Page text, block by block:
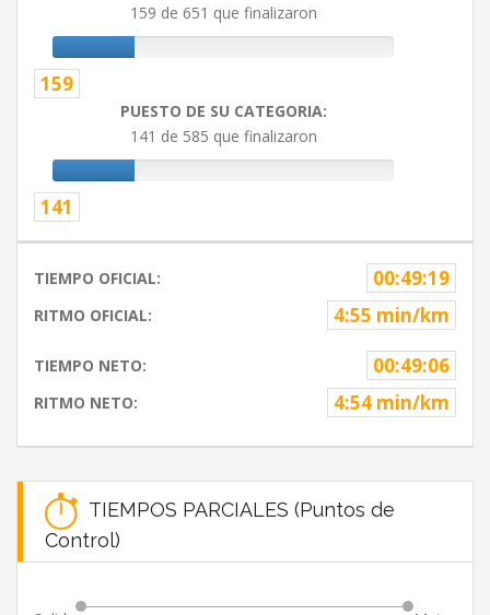
159 de 651 que finalizaron
159
PUESTO DE SU CATEGORIA:
141 de 585 que finalizaron
141
TIEMPO OFICIAL: 00:49:19
RITMO OFICIAL: 4:55 min/km
TIEMPO NETO: 00:49:06
RITMO NETO: 4:54 min/km
TIEMPOS PARCIALES (Puntos de
Control)